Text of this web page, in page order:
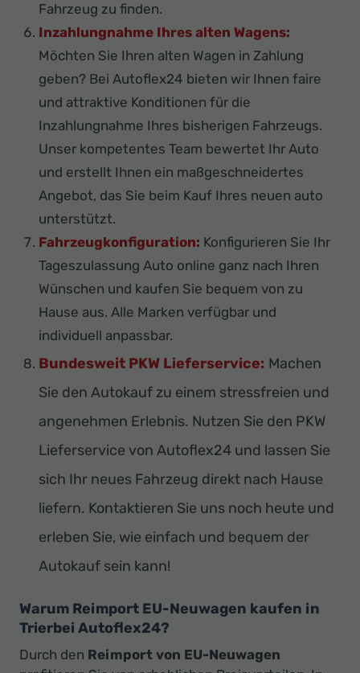
Fahrzeug zu finden.
Inzahlungnahme Ihres alten Wagens:
Möchten Sie Ihren alten Wagen in Zahlung
geben? Bei Autoflex24 bieten wir Ihnen faire
und attraktive Konditionen für die
Inzahlungnahme Ihres bisherigen Fahrzeugs.
Unser kompetentes Team bewertet Ihr Auto
und erstellt Ihnen ein maßgeschneidertes
Angebot, das Sie beim Kauf Ihres neuen auto
unterstützt.
Fahrzeugkonfiguration: Konfigurieren Sie Ihr
Tageszulassung Auto online ganz nach Ihren
Wünschen und kaufen Sie bequem von zu
Hause aus. Alle Marken verfügbar und
individuell anpassbar.
Bundesweit PKW Lieferservice: Machen
Sie den Autokauf zu einem stressfreien und
angenehmen Erlebnis. Nutzen Sie den PKW
Lieferservice von Autoflex24 und lassen Sie
sich Ihr neues Fahrzeug direkt nach Hause
liefern. Kontaktieren Sie uns noch heute und
erleben Sie, wie einfach und bequem der
Autokauf sein kann!
Warum Reimport EU-Neuwagen kaufen in
Trierbei Autoflex24?
Durch den Reimport von EU-Neuwagen